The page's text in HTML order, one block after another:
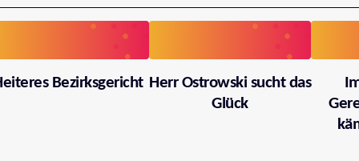
Bezirksgericht Herr Ostrowski sucht das
Glück